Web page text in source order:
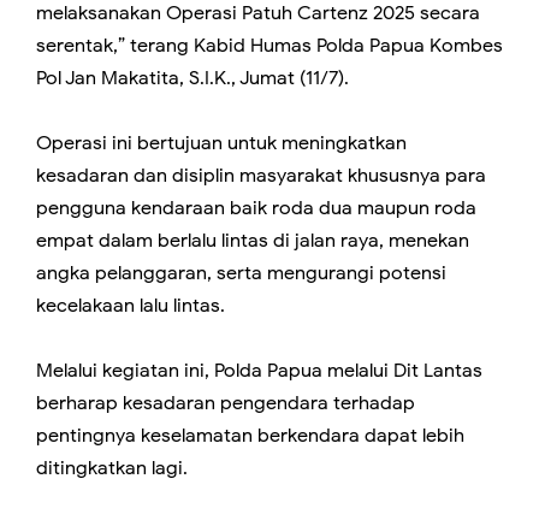
melaksanakan Operasi Patuh Cartenz 2025 secara
serentak,” terang Kabid Humas Polda Papua Kombes
Pol Jan Makatita, S.I.K., Jumat (11/7).
Operasi ini bertujuan untuk meningkatkan
kesadaran dan disiplin masyarakat khususnya para
pengguna kendaraan baik roda dua maupun roda
empat dalam berlalu lintas di jalan raya, menekan
angka pelanggaran, serta mengurangi potensi
kecelakaan lalu lintas.
Melalui kegiatan ini, Polda Papua melalui Dit Lantas
berharap kesadaran pengendara terhadap
pentingnya keselamatan berkendara dapat lebih
ditingkatkan lagi.